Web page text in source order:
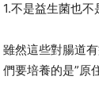
1.不是益生菌也不
雖然這些對腸道
們要培養的是”原